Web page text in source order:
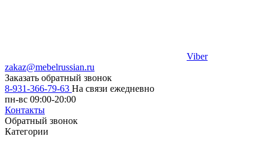
Viber
zakaz@mebelrussian.ru
Заказать обратный звонок
8-931-366-79-63 На связи ежедневно
пн-вс 09:00-20:00
Контакты
Обратный звонок
Категории